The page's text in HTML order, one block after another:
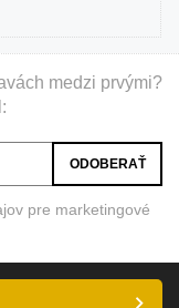
medzi prvými?
pre marketingové